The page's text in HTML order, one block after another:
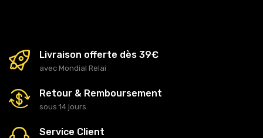
Livraison offerte dès 39€
avec Mondial Relai
Retour & Remboursement
sous 14 jours
Service Client